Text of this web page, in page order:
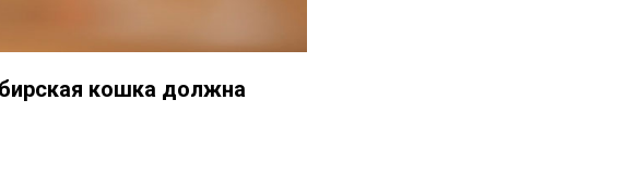
кошка должна